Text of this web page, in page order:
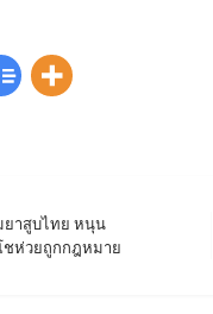
ยาสูบไทย หนุน
ชห่วยถูกกฎหมาย